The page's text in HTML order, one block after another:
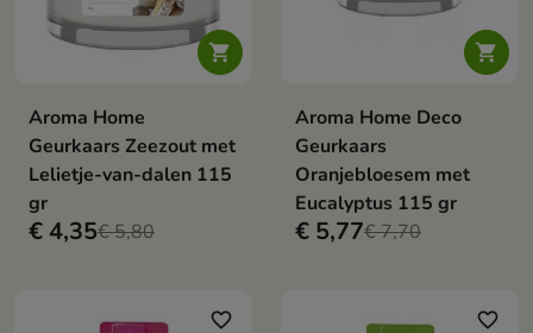

Aroma Home
Geurkaars Zeezout met
Lelietje-van-dalen 115
gr
€ 4,35€ 5,80

Aroma Home Deco
Geurkaars
Oranjebloesem met
Eucalyptus 115 gr
€ 5,77€ 7,70
favorite_border favorite_border